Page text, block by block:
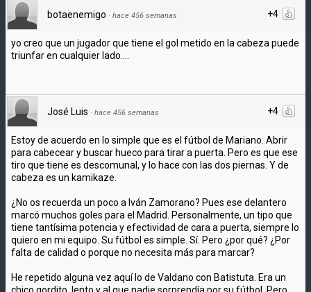
+4
botaenemigo · hace 456 semanas
yo creo que un jugador que tiene el gol metido en la cabeza puede
triunfar en cualquier lado....
+4
José Luis · hace 456 semanas
Estoy de acuerdo en lo simple que es el fútbol de Mariano. Abrir
para cabecear y buscar hueco para tirar a puerta. Pero es que ese
tiro que tiene es descomunal, y lo hace con las dos piernas. Y de
cabeza es un kamikaze.
¿No os recuerda un poco a Iván Zamorano? Pues ese delantero
marcó muchos goles para el Madrid. Personalmente, un tipo que
tiene tantísima potencia y efectividad de cara a puerta, siempre lo
quiero en mi equipo. Su fútbol es simple. Sí. Pero ¿por qué? ¿Por
falta de calidad o porque no necesita más para marcar?
He repetido alguna vez aquí lo de Valdano con Batistuta. Era un